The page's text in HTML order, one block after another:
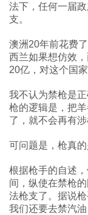
法下，任何一届
支。
澳洲20年前花费
西兰如果想仿效
20亿，对这个国
我不认为禁枪是
枪的逻辑是，把
了，就不会再有涉
可问题是，枪真
根据枪手的自述
间，纵使在禁枪
法枪支了。据说
我们还要去禁汽油